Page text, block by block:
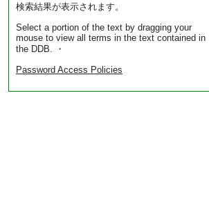
検索結果が表示されます。
Select a portion of the text by dragging your
mouse to view all terms in the text contained in
the DDB. ・
Password Access Policies